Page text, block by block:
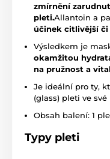
zmírnění
pleti.Allantoin a
účinek citlivější či
Výsledkem je
okamžitou
na pružnost a
Je ideální pro ty,
(glass) pleti ve
Obsah balení: 1
Typy pleti